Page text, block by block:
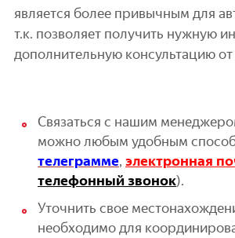
является более привычным для
т.к. позволяет получить нужную
дополнительную консультацию от
Связаться с нашим
можно любым удобным
телеграмме, электронная
телефонный звонок).
Уточнить свое
необходимо для